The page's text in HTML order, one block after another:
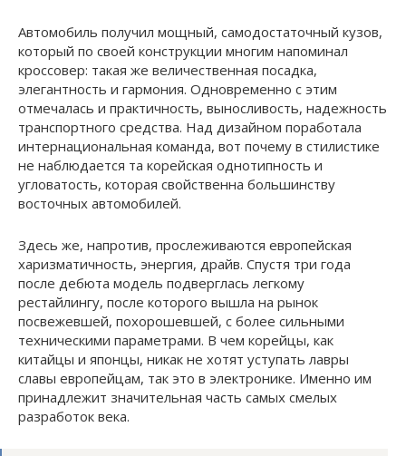
Автомобиль получил мощный, самодостаточный кузов,
который по своей конструкции многим напоминал
кроссовер: такая же величественная посадка,
элегантность и гармония. Одновременно с этим
отмечалась и практичность, выносливость, надежность
транспортного средства. Над дизайном поработала
интернациональная команда, вот почему в стилистике
не наблюдается та корейская однотипность и
угловатость, которая свойственна большинству
восточных автомобилей.
Здесь же, напротив, прослеживаются европейская
харизматичность, энергия, драйв. Спустя три года
после дебюта модель подверглась легкому
рестайлингу, после которого вышла на рынок
посвежевшей, похорошевшей, с более сильными
техническими параметрами. В чем корейцы, как
китайцы и японцы, никак не хотят уступать лавры
славы европейцам, так это в электронике. Именно им
принадлежит значительная часть самых смелых
разработок века.